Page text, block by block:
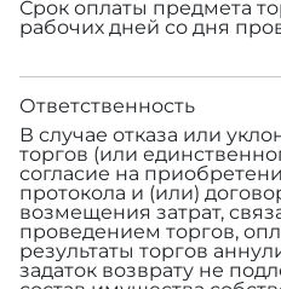
Срок оплаты предмета
рабочих дней со дня
Ответственность
В случае отказа или
торгов (или
согласие на
протокола и (или)
возмещения затрат,
проведением торгов,
результаты торгов
задаток возврату не